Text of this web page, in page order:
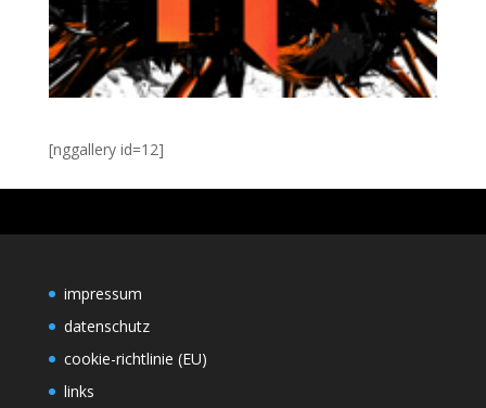
[nggallery id=12]
impressum
datenschutz
cookie-richtlinie (EU)
links